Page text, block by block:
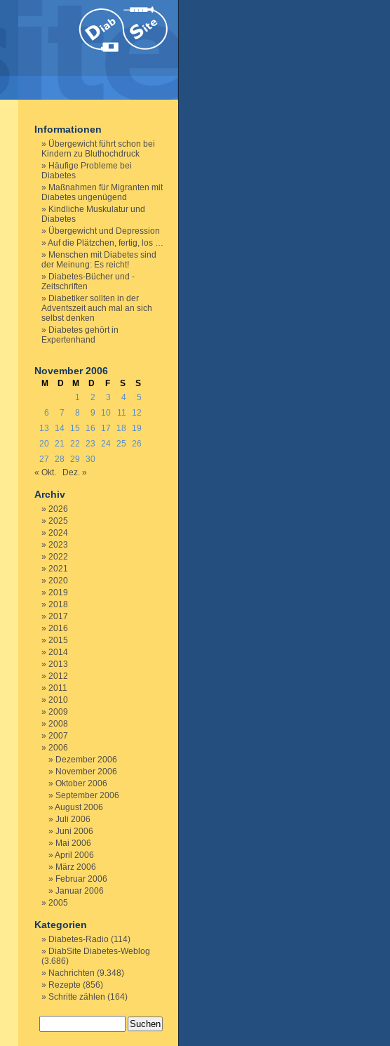
Informationen
Übergewicht führt schon bei
Kindern zu Bluthochdruck
Häufige Probleme bei
Diabetes
Maßnahmen für Migranten mit
Diabetes ungenügend
Kindliche Muskulatur und
Diabetes
Übergewicht und Depression
Auf die Plätzchen, fertig, los …
Menschen mit Diabetes sind
der Meinung: Es reicht!
Diabetes-Bücher und -
Zeitschriften
Diabetiker sollten in der
Adventszeit auch mal an sich
selbst denken
Diabetes gehört in
Expertenhand
November 2006
M D M D F S
S
1
2 3 4
5
6
7 8 9 10 11
12
13
14 15 16 17 18
19
20 21 22 23 24 25
26
27
28 29
30
« Okt.
Dez. »
Archiv
2026
2025
2024
2023
2022
2021
2020
2019
2018
2017
2016
2015
2014
2013
2012
2011
2010
2009
2008
2007
2006
Dezember 2006
November 2006
Oktober 2006
September 2006
August 2006
Juli 2006
Juni 2006
Mai 2006
April 2006
März 2006
Februar 2006
Januar 2006
2005
Kategorien
Diabetes-Radio (114)
DiabSite Diabetes-Weblog
(3.686)
Nachrichten (9.348)
Rezepte (856)
Schritte zählen (164)